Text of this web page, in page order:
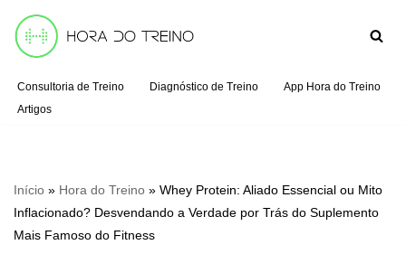
Pular
o
conteúdo
Consultoria de Treino Diagnóstico de Treino
App Hora do Treino
Artigos
Início » Hora do Treino » Whey Protein: Aliado Essencial ou Mito
Inflacionado? Desvendando a Verdade por Trás do Suplemento
Mais Famoso do Fitness